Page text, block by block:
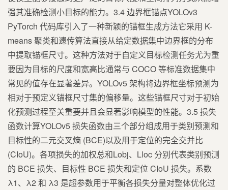
强其准确检测小目标的能力。3.4 边界框锚点YOLOv3
PyTorch 代码库引入了一种新颖的锚框生成方法它采用 K-
means 聚类和遗传算法直接从给定数据集中边界框的分布
中提取锚框尺寸。这种方法对于自定义目标检测任务尤为重
要因为目标的尺度和宽高比通常与 COCO 等标准数据集中
常见的值存在显著差异。YOLOv5 架构将边界框坐标预测为
相对于预定义锚框尺寸集的偏移量。这些锚框尺寸对于初始
化预测过程至关重要并且会显著影响模型的性能。3.5 损失
函数计算YOLOv5 损失函数由三个部分组成用于类别预测和
目标性的二元交叉熵 (BCE)以及用于定位的完全交并比
(CIoU)。各项损失的加权总和Lobj、Lloc 分别代表类别预测
的 BCE 损失、目标性 BCE 损失和定位 CIoU 损失。系数
λ1、λ2 和 λ3 是超参数用于平衡各损失分量对整体优化过